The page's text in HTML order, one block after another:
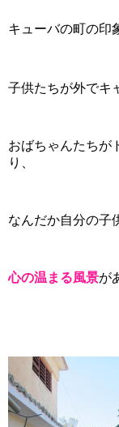
キューバの町の印
子供たちが外でキ
おばちゃんたちが
り、
なんだか自分の子
心の温まる風景が